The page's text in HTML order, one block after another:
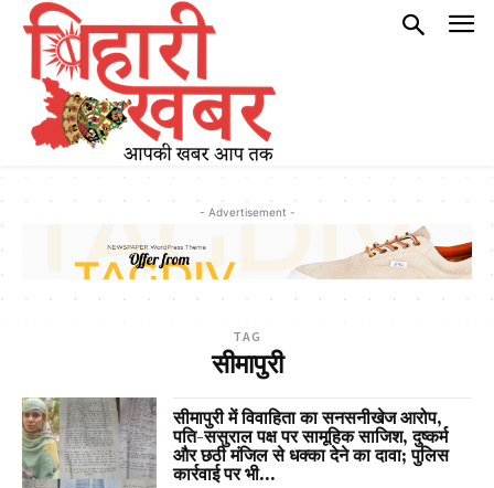
- Advertisement -
TAG
सीमापुरी
सीमापुरी में विवाहिता का सनसनीखेज आरोप,
पति-ससुराल पक्ष पर सामूहिक साजिश, दुष्कर्म
और छठी मंजिल से धक्का देने का दावा; पुलिस
कार्रवाई पर भी...